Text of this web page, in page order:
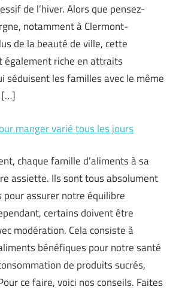
de l’hiver. Alors que pensez-
notamment à Clermont-
de la beauté de ville, cette
également riche en attraits
séduisent les familles avec le même
[…]
manger varié tous les jours
chaque famille d’aliments à sa
assiette. Ils sont tous absolument
pour assurer notre équilibre
certains doivent être
modération. Cela consiste à
bénéfiques pour notre santé
de produits sucrés,
ce faire, voici nos conseils. Faites